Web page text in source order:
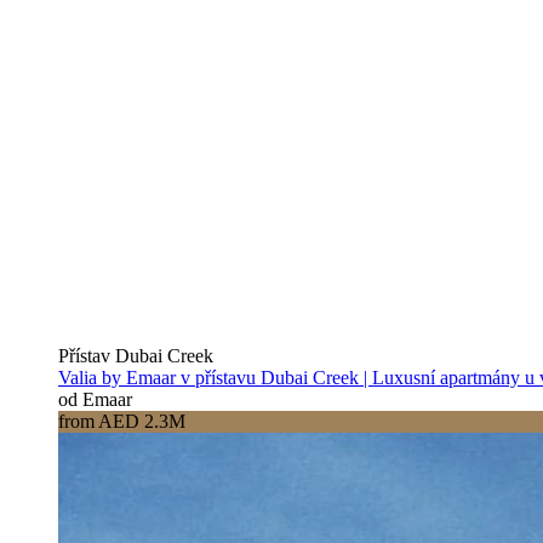
Přístav Dubai Creek
Valia by Emaar v přístavu Dubai Creek | Luxusní apartmány u
od Emaar
from AED 2.3M